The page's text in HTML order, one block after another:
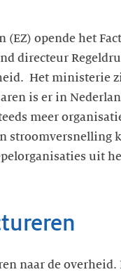
opende het
directeur
Het ministerie
is er in
meer
stroomversnelling
uit
naar de overheid.